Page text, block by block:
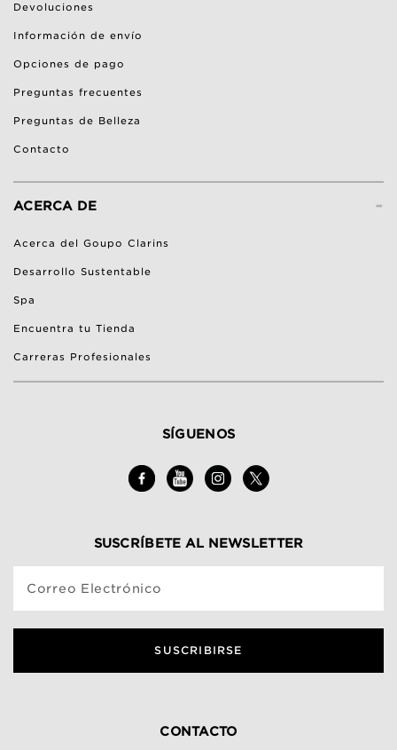
Devoluciones
Información de envío
Opciones de pago
Preguntas frecuentes
Preguntas de Belleza
Contacto
-
ACERCA DE
Acerca del Goupo Clarins
Desarrollo Sustentable
Spa
Encuentra tu Tienda
Carreras Profesionales
SÍGUENOS
SUSCRÍBETE AL NEWSLETTER
Correo Electrónico
SUSCRIBIRSE
CONTACTO